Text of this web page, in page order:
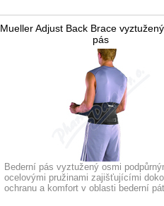
Mueller Adjust Back Brace
pás
Bederní pás vyztužený osmi
ocelovými pružinami zajišťujícími
ochranu a komfort v oblasti bederní